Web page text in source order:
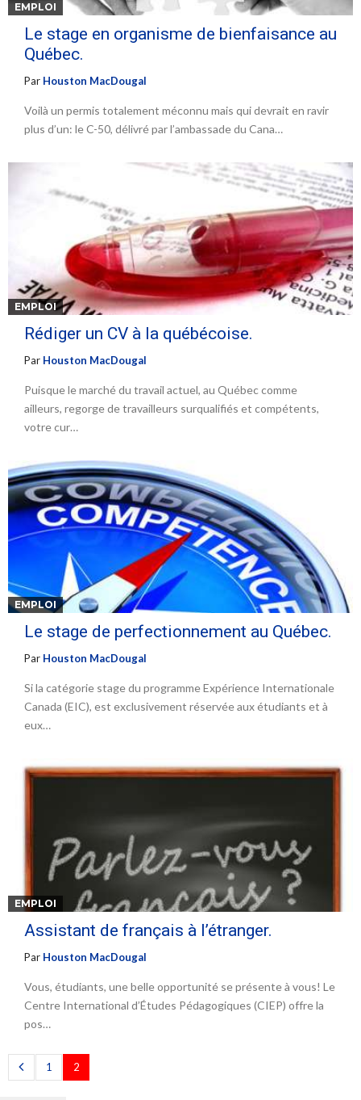
EMPLOI
Le stage en organisme de bienfaisance au
Québec.
Par Houston MacDougal
Voilà un permis totalement méconnu mais qui devrait en ravir
plus d’un: le C-50, délivré par l’ambassade du Cana…
EMPLOI
Rédiger un CV à la québécoise.
Par Houston MacDougal
Puisque le marché du travail actuel, au Québec comme
ailleurs, regorge de travailleurs surqualifiés et compétents,
votre cur…
EMPLOI
Le stage de perfectionnement au Québec.
Par Houston MacDougal
Si la catégorie stage du programme Expérience Internationale
Canada (EIC), est exclusivement réservée aux étudiants et à
eux…
EMPLOI
Assistant de français à l’étranger.
Par Houston MacDougal
Vous, étudiants, une belle opportunité se présente à vous! Le
Centre International d’Études Pédagogiques (CIEP) offre la
pos…
1 2